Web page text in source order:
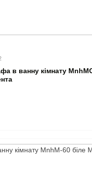
в ванну кімнату